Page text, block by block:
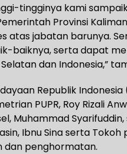
tingginya kami
Provinsi
atas jabatan barunya.
baiknya, serta dapat
dan Indonesia,”
Republik Indonesia
PUPR, Roy Rizali
Muhammad
Ibnu Sina serta Tokoh
dan penghormatan.